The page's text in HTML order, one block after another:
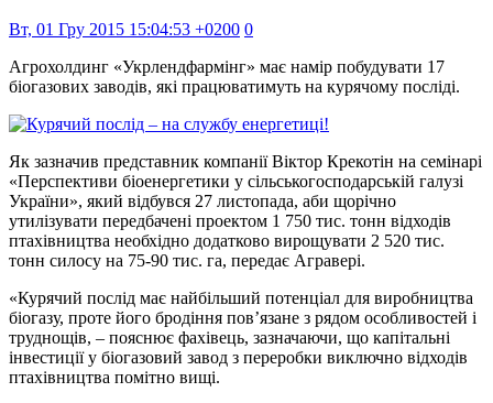
Вт, 01 Гру 2015 15:04:53 +0200 0
Агрохолдинг «Укрлендфармінг» має намір побудувати 17
біогазових заводів, які працюватимуть на курячому посліді.
Як зазначив представник компанії Віктор Крекотін на семінарі
«Перспективи біоенергетики у сільськогосподарській галузі
України», який відбувся 27 листопада, аби щорічно
утилізувати передбачені проектом 1 750 тис. тонн відходів
птахівництва необхідно додатково вирощувати 2 520 тис.
тонн силосу на 75-90 тис. га, передає Агравері.
«Курячий послід має найбільший потенціал для виробництва
біогазу, проте його бродіння пов’язане з рядом особливостей і
труднощів, – пояснює фахівець, зазначаючи, що капітальні
інвестиції у біогазовий завод з переробки виключно відходів
птахівництва помітно вищі.